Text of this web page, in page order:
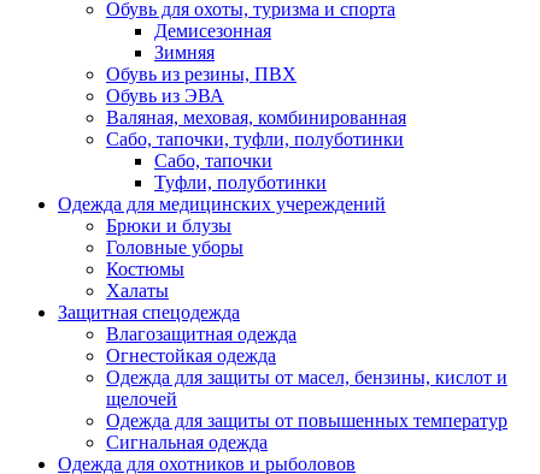
Обувь для охоты, туризма и спорта
Демисезонная
Зимняя
Обувь из резины, ПВХ
Обувь из ЭВА
Валяная, меховая, комбинированная
Сабо, тапочки, туфли, полуботинки
Сабо, тапочки
Туфли, полуботинки
Одежда для медицинских учереждений
Брюки и блузы
Головные уборы
Костюмы
Халаты
Защитная спецодежда
Влагозащитная одежда
Огнестойкая одежда
Одежда для защиты от масел, бензины, кислот и
щелочей
Одежда для защиты от повышенных температур
Сигнальная одежда
Одежда для охотников и рыболовов